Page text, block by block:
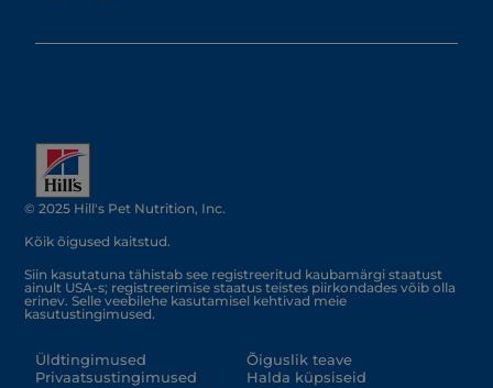
© 2025 Hill's Pet Nutrition, Inc.
Kõik õigused kaitstud.
Siin kasutatuna tähistab see registreeritud kaubamärgi staatust
ainult USA-s; registreerimise staatus teistes piirkondades võib olla
erinev. Selle veebilehe kasutamisel kehtivad meie
kasutustingimused.
Üldtingimused
Privaatsustingimused
Õiguslik teave
Halda küpsiseid